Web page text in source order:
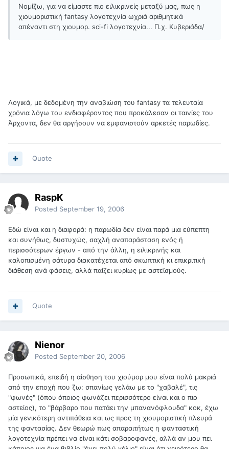
Νομίζω, για να είμαστε πιο ειλικρινείς μεταξύ μας, πως η
χιουμοριστική fantasy λογοτεχνία ωχριά αριθμητικά
απέναντι στη χιουμορ. sci-fi λογοτεχνία... Π.χ. Κυβεριάδα/
Λογικά, με δεδομένη την αναβιώση του fantasy τα τελευταία
χρόνια λόγω του ενδιαφέροντος που προκάλεσαν οι ταινίες του
Άρχοντα, δεν θα αργήσουν να εμφανιστούν αρκετές παρωδίες.
Quote
RaspK
Posted September 19, 2006
Εδώ είναι και η διαφορά: η παρωδία δεν είναι παρά μια εύπεπτη
και συνήθως, δυστυχώς, σαχλή αναπαράσταση ενός ή
περισσότερων έργων - από την άλλη, η ειλικρινής και
καλοπισμένη σάτυρα διακατέχεται από σκωπτική κι επικριτική
διάθεση ανά φάσεις, αλλά παίζει κυρίως με αστεϊσμούς.
Quote
Nienor
Posted September 20, 2006
Προσωπικά, επειδή η αίσθηση του χιούμορ μου είναι πολύ μακριά
από την εποχή που ζω: σπανίως γελάω με το "χαβαλέ", τις
"φωνές" (όπου όποιος φωνάζει περισσότερο είναι και ο πιο
αστείος), το "βάρβαρο που πατάει την μπανανόφλουδα" κοκ, έχω
μία γενικότερη αντιπάθεια και ως προς τη χιουμοριστική πλευρά
της φαντασίας. Δεν θεωρώ πως απαραιτήτως η φανταστική
λογοτεχνία πρέπει να είναι κάτι σοβαροφανές, αλλά αν μου πει